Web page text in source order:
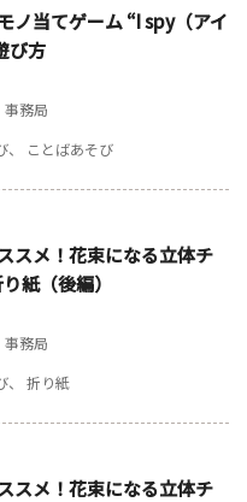
ノ当てゲーム “I spy（アイ
び方
事務局
ことばあそび
スメ！花束になる立体チ
紙（後編）
事務局
折り紙
スメ！花束になる立体チ